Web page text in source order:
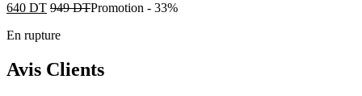
640 DT 949DTPromotion - 33%
En rupture
Avis Clients